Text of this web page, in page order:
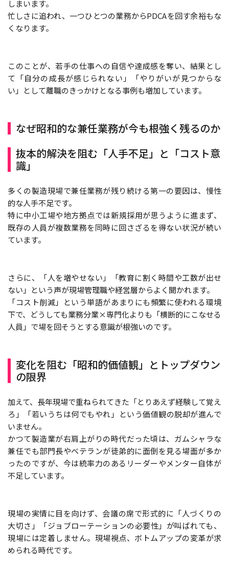
しまいます。
忙しさに追われ、一つひとつの業務からPDCAを回す余裕もな
くなります。
このことが、若手の仕事への自信や達成感を奪い、結果とし
て「自分の成長が感じられない」「やりがいが見つからな
い」として離職のきっかけとなる事例も増加しています。
なぜ昭和的な兼任業務が今も根強く残るのか
抜本的解決を阻む「人手不足」と「コスト意
識」
多くの製造現場で兼任業務が残り続ける第一の要因は、慢性
的な人手不足です。
特に中小工場や地方拠点では新規採用が思うように進まず、
既存の人員が複数業務を同時に回さざるを得ない状況が続い
ています。
さらに、「人を増やせない」「教育に割く時間や工数が出せ
ない」という声が現場管理職や経営層からよく聞かれます。
「コスト削減」という単語があまりにも頻繁に使われる環境
下で、どうしても業務分業×専門化よりも「横断的にこなせる
人員」で場を回そうとする意識が根強いのです。
変化を阻む「昭和的価値観」とトップダウン
の限界
加えて、長年現場で重ねられてきた「とりあえず経験して覚え
ろ」「若いうちは何でもやれ」という価値観の脱却が進んで
いません。
かつて製造業が右肩上がりの時代だった頃は、ガムシャラな
兼任でも部門長やベテランが徒弟的に面倒を見る場面が多か
ったのですが、今は統率力のあるリーダーやメンター自体が
不足しています。
現場の実情に目を向けず、会議の席で形式的に「人づくりの
大切さ」「ジョブローテーションの必要性」が叫ばれても、
現場には定着しません。現場視点、ボトムアップの変革が求
められる時代です。